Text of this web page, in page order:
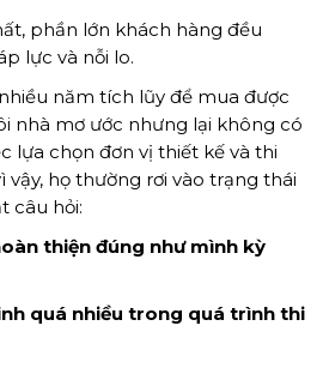
phần lớn khách hàng đều
lực và nỗi lo.
năm tích lũy để mua được
nhà mơ ước nhưng lại không có
lựa chọn đơn vị thiết kế và thi
vậy, họ thường rơi vào trạng thái
câu hỏi:
thiện đúng như mình kỳ
quá nhiều trong quá trình thi